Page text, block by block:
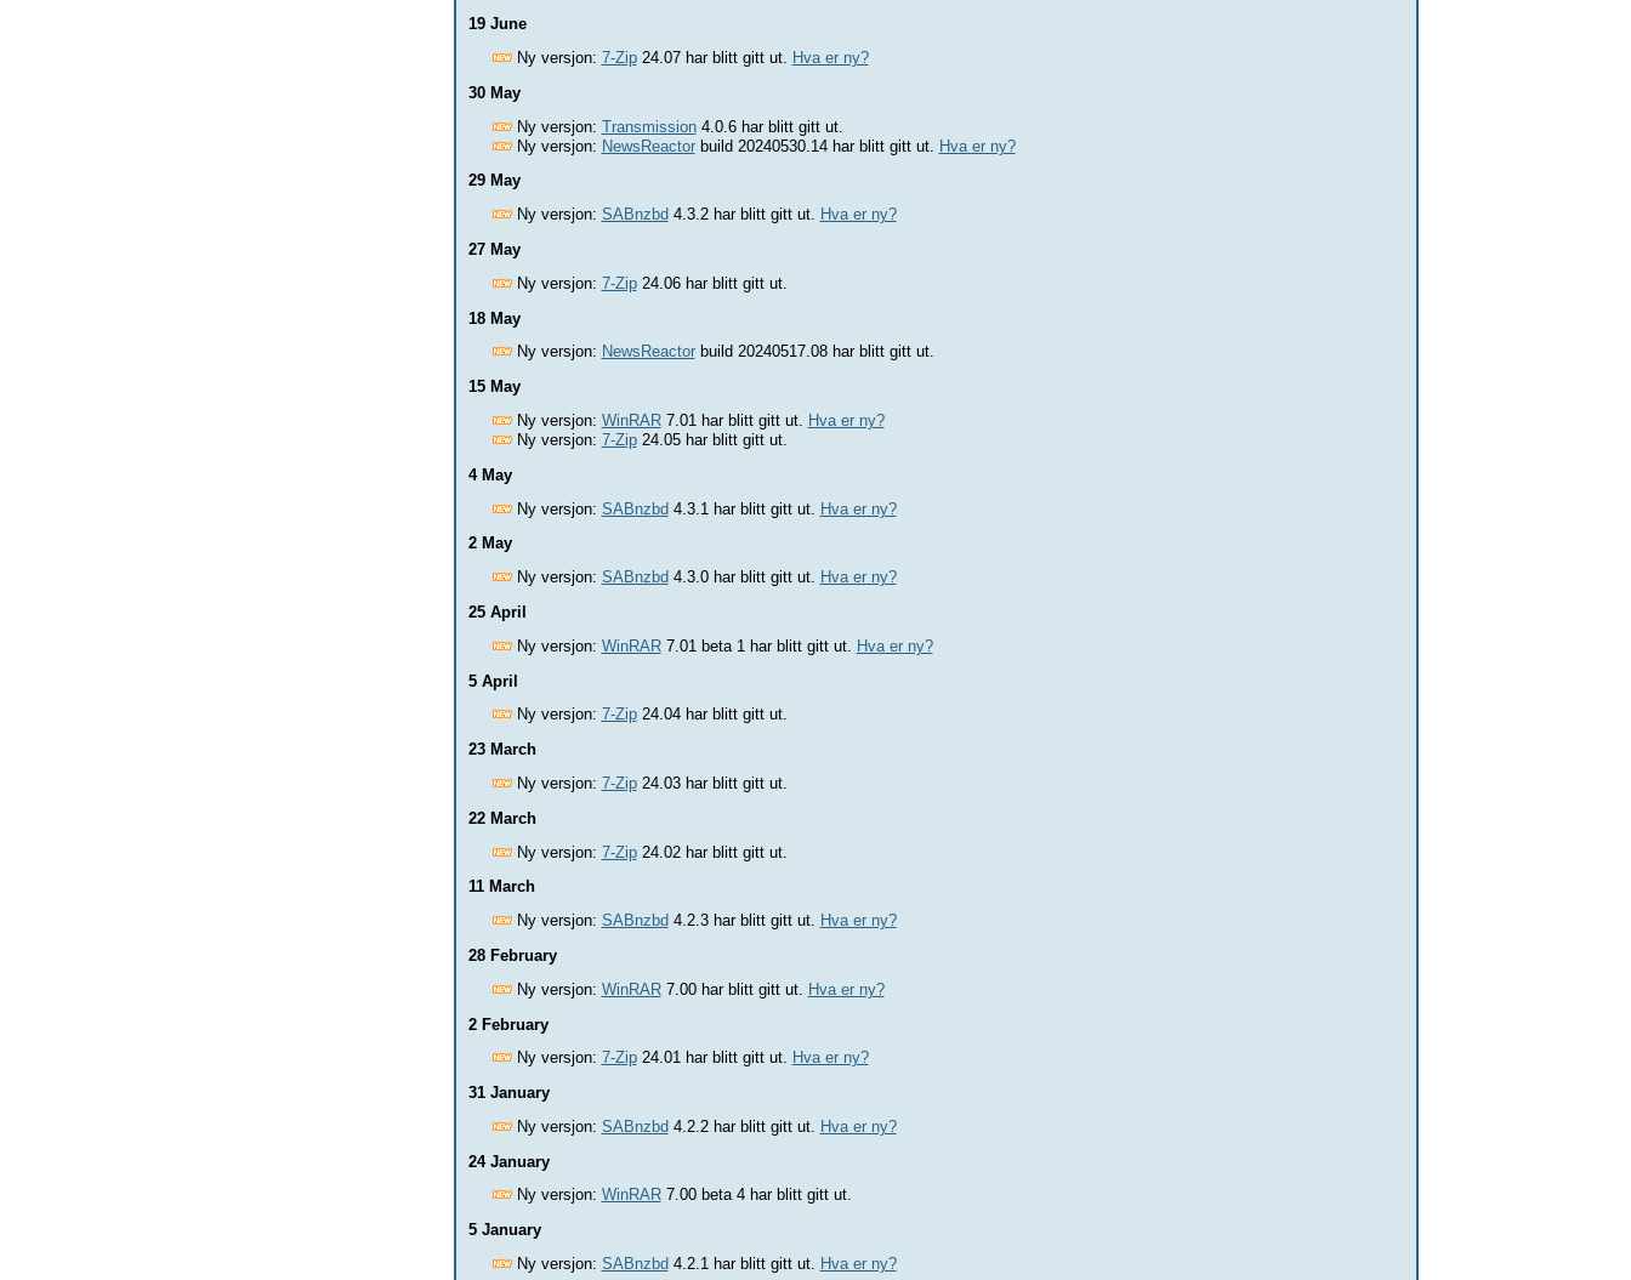
19 June
Ny versjon: 7-Zip24.07 har blitt gitt ut.
Hva er ny?
30 May
Ny versjon: Transmission4.0.6 har blitt gitt ut.
Ny versjon: NewsReactorbuild 20240530.14 har blitt gitt ut. Hva er ny?
29 May
Ny versjon: SABnzbd 4.3.2 har blitt gitt ut. Hva er ny?
27 May
Ny versjon: 7-Zip24.06 har blitt gitt ut.
18 May
Ny versjon: NewsReactorbuild 20240517.08 har blitt gitt ut.
15 May
Ny versjon: WinRAR7.01 har blitt gitt ut.
Hva er ny?
Ny versjon: 7-Zip24.05 har blitt gitt ut.
4 May
Ny versjon: SABnzbd4.3.1 har blitt gitt ut. Hva er ny?
2 May
Ny versjon: SABnzbd 4.3.0 har blitt gitt ut. Hva er ny?
25 April
Ny versjon: WinRAR7.01 beta 1 har blitt gitt ut. Hva er ny?
5 April
Ny versjon: 7-Zip24.04 har blitt gitt ut.
23 March
Ny versjon: 7-Zip24.03 har blitt gitt ut.
22 March
Ny versjon: 7-Zip24.02 har blitt gitt ut.
11 March
Ny versjon: SABnzbd 4.2.3 har blitt gitt ut. Hva er ny?
28 February
Ny versjon: WinRAR7.00 har blitt gitt ut. Hva er ny?
2 February
Ny versjon: 7-Zip24.01 har blitt gitt ut. Hva er ny?
31 January
Ny versjon: SABnzbd 4.2.2 har blitt gitt ut.
Hva er ny?
24 January
Ny versjon: WinRAR7.00 beta 4 har blitt gitt ut.
5 January
Ny versjon: SABnzbd 4.2.1 har blitt gitt ut. Hva er ny?